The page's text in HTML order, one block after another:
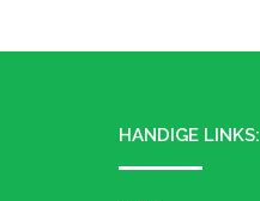
HANDIGE LINKS: